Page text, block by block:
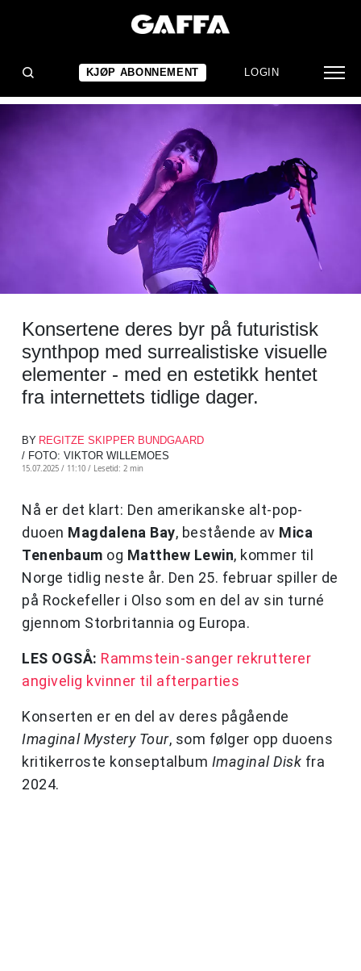
KJØP ABONNEMENT LOGIN
NYHET
Magdalena Bay til Norge
Konsertene deres byr på futuristisk
synthpop med surrealistiske visuelle
elementer - med en estetikk hentet
fra internettets tidlige dager.
BY REGITZE SKIPPER BUNDGAARD
/ FOTO: VIKTOR WILLEMOES
15.07.2025 / 11:10 / Lesetid: 2 min
Nå er det klart: Den amerikanske alt-pop-
duoen Magdalena Bay, bestående av Mica
Tenenbaum og Matthew Lewin, kommer til
Norge tidlig neste år. Den 25. februar spiller de
på Rockefeller i Olso som en del av sin turné
gjennom Storbritannia og Europa.
LES OGSÅ: Rammstein-sanger rekrutterer
angivelig kvinner til afterparties
Konserten er en del av deres pågående
Imaginal Mystery Tour, som følger opp duoens
kritikerroste konseptalbum Imaginal Disk fra
2024.